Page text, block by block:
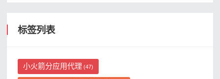
标签列表
小火箭分应用代理 (47)